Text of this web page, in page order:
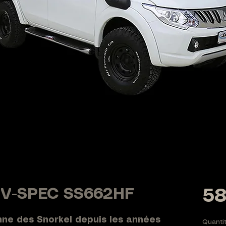
SPEC SS662HF
des Snorkel depuis les années